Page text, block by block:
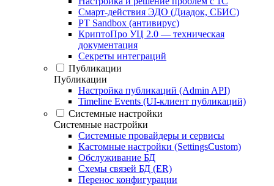
Смарт-действия ЭДО (Диадок, СБИС)
PT Sandbox (антивирус)
КриптоПро УЦ 2.0 — техническая
документация
Секреты интеграций
Публикации
Публикации
Настройка публикаций (Admin API)
Timeline Events (UI-клиент публикаций)
Системные настройки
Системные настройки
Системные провайдеры и сервисы
Кастомные настройки (SettingsCustom)
Обслуживание БД
Схемы связей БД (ER)
Перенос конфигурации